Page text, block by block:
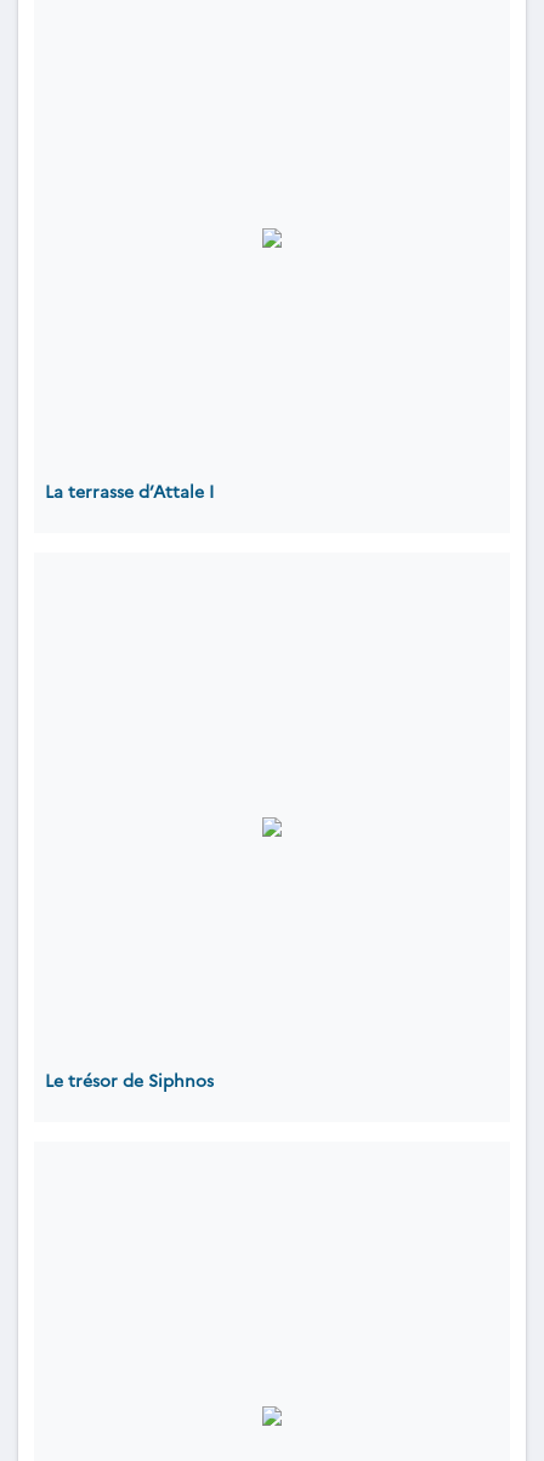
La terrasse d’Attale I
Le trésor de Siphnos